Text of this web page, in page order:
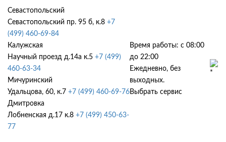
Севастопольский
Севастопольский пр. 95 б, к.8 +7
(499) 460-69-84
Калужская
Научный проезд д.14а к.5 +7 (499)
460-63-34
Мичуринский
Удальцова, 60, к.7 +7 (499) 460-69-76
Дмитровка
Лобненская д.17 к.8 +7 (499) 450-63-
77
Время работы: с 08:00
до 22:00
Ежедневно, без
выходных.
Выбрать сервис